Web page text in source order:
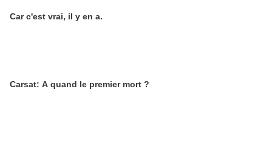
Car c'est vrai, il y en a.
Carsat: A quand le premier mort ?